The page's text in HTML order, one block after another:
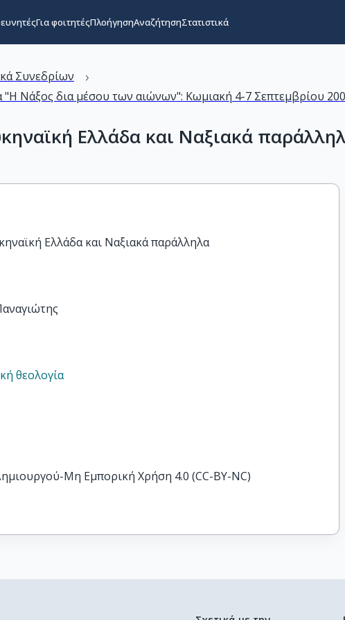
Για φοιτητέςΠλοήγησηΑναζήτησηΣτατιστικά
Συνεδρίων ›
Νάξος δια μέσου των αιώνων": Κωμιακή 4-7 Σεπτεμβρίου
Ελλάδα και Ναξιακά
Ελλάδα και Ναξιακά παράλληλα
θεολογία
Μη Εμπορική Χρήση 4.0 (CC-BY-NC)